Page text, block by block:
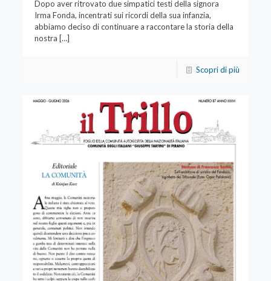
Dopo aver ritrovato due simpatici testi della signora
Irma Fonda, incentrati sui ricordi della sua infanzia,
abbiamo deciso di continuare a raccontare la storia della
nostra […]
Scopri di più